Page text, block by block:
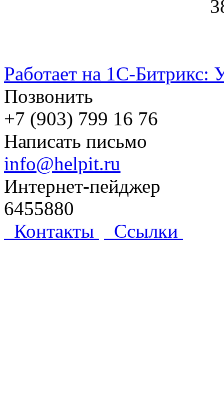
Работает на 1С-Битрикс:
Позвонить
+7 (903) 799 16 76
Написать письмо
info@helpit.ru
Интернет-пейджер
6455880
Контакты
Ссылки